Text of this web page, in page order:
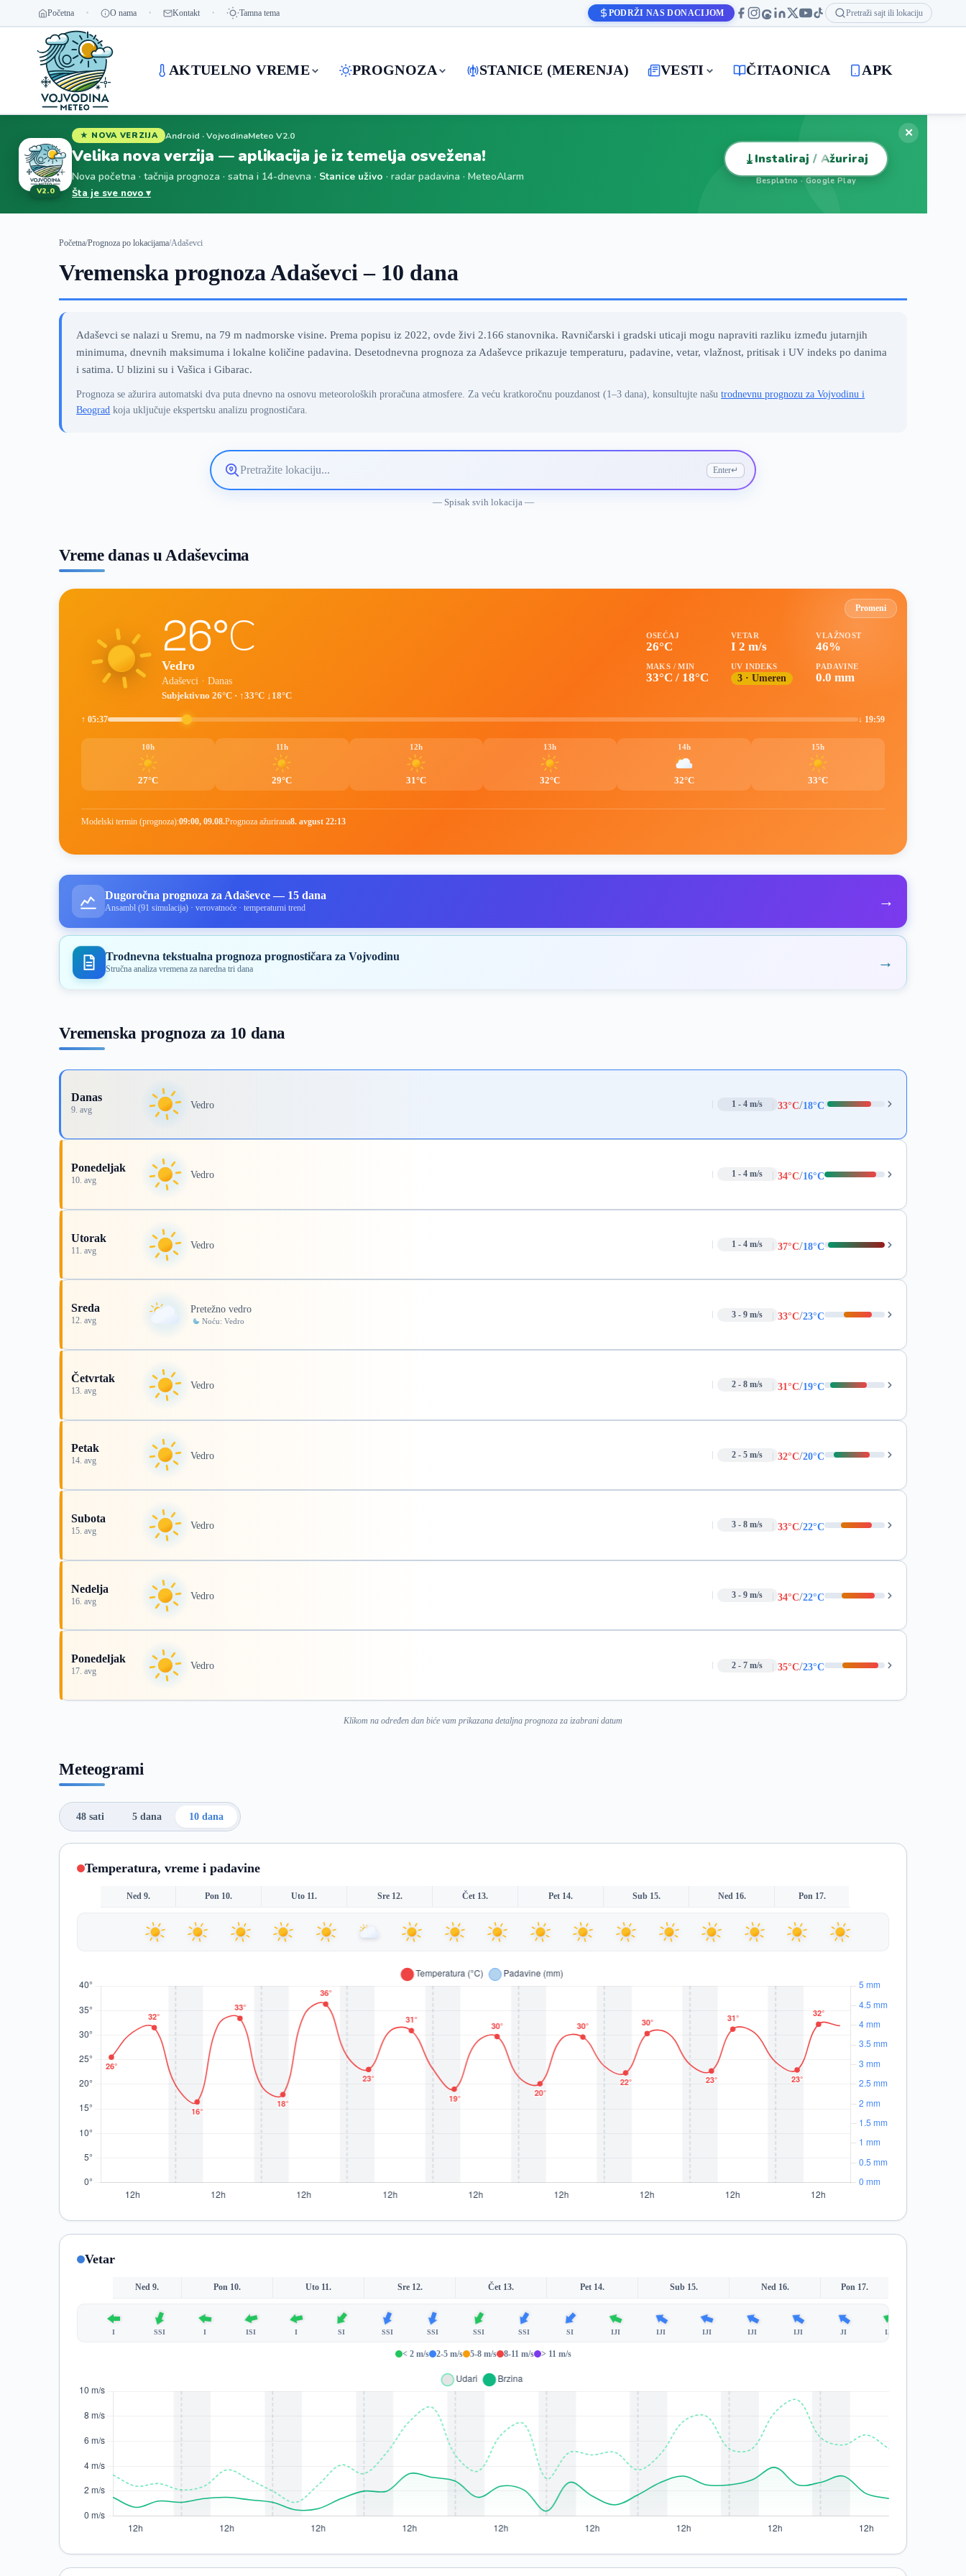
Početna O nama Kontakt Tamna tema PODRŽI NAS DONACIJOM Pretraži sajt ili lokaciju
AKTUELNO VREME PROGNOZA STANICE (MERENJA) VESTI ČITAONICA APK
V2.0
★ NOVA VERZIJA Android · VojvodinaMeteo V2.0
Velika nova verzija — aplikacija je iz temelja osvežena!
Nova početna · tačnija prognoza · satna i 14-dnevna · Stanice uživo · radar padavina · MeteoAlarm
Šta je sve novo ▾
⤓Instaliraj / Ažuriraj
Besplatno · Google Play
✕
Početna/Prognoza po lokacijama/Adaševci
Vremenska prognoza Adaševci – 10 dana
Adaševci se nalazi u Sremu, na 79 m nadmorske visine. Prema popisu iz 2022, ovde živi 2.166 stanovnika. Ravničarski i gradski uticaji mogu napraviti razliku između jutarnjih
minimuma, dnevnih maksimuma i lokalne količine padavina. Desetodnevna prognoza za Adaševce prikazuje temperaturu, padavine, vetar, vlažnost, pritisak i UV indeks po danima
i satima. U blizini su i Vašica i Gibarac.
Prognoza se ažurira automatski dva puta dnevno na osnovu meteoroloških proračuna atmosfere. Za veću kratkoročnu pouzdanost (1–3 dana), konsultujte našutrodnevnu prognozu za Vojvodinu i
Beograd koja uključuje ekspertsku analizu prognostičara.
Pretražite
lokaciju
Enter↵
— Spisak svih lokacija —
Vreme danas u Adaševcima
Promeni
26°C
Vedro
Adaševci · Danas
Subjektivno 26°C · ↑33°C ↓18°C
OSEĆAJ
26°C
VETAR
I 2 m/s
VLAŽNOST
46%
MAKS / MIN
33°C / 18°C
UV INDEKS
3 · Umeren
PADAVINE
0.0 mm
↑ 05:37 ↓ 19:59
10h
27°C
11h
29°C
12h
31°C
13h
32°C
14h
32°C
15h
33°C
Modelski termin (prognoza):09:00, 09.08.Prognoza ažurirana8. avgust 22:13
Dugoročna prognoza za Adaševce — 15 dana
Ansambl (91 simulacija) · verovatnoće · temperaturni trend →
Trodnevna tekstualna prognoza prognostičara za Vojvodinu
Stručna analiza vremena za naredna tri dana →
Vremenska prognoza za 10 dana
Danas
9. avg Vedro 1 - 4 m/s 33°C/18°C
Ponedeljak
10. avg Vedro 1 - 4 m/s 34°C/16°C
Utorak
11. avg Vedro 1 - 4 m/s 37°C/18°C
Sreda
12. avg
Pretežno vedro
Noću: Vedro
3 - 9 m/s 33°C/23°C
Četvrtak
13. avg Vedro 2 - 8 m/s 31°C/19°C
Petak
14. avg Vedro 2 - 5 m/s 32°C/20°C
Subota
15. avg Vedro 3 - 8 m/s 33°C/22°C
Nedelja
16. avg Vedro 3 - 9 m/s 34°C/22°C
Ponedeljak
17. avg Vedro 2 - 7 m/s 35°C/23°C
Klikom na određen dan biće vam prikazana detaljna prognoza za izabrani datum
Meteogrami
48 sati 5 dana 10 dana
Temperatura, vreme i padavine
Ned 9. Pon 10. Uto 11. Sre 12. Čet 13. Pet 14. Sub 15. Ned 16. Pon 17.
Vetar
Ned 9. Pon 10. Uto 11. Sre 12. Čet 13. Pet 14. Sub 15. Ned 16. Pon 17.
I SSI I ISI I SI SSI SSI SSI SSI SI IJI IJI IJI IJI IJI JI IJI
< 2 m/s 2-5 m/s 5-8 m/s 8-11 m/s > 11 m/s